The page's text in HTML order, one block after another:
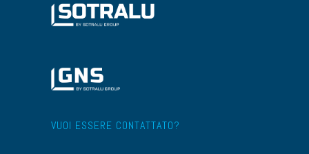
VUOI ESSERE CONTATTATO?